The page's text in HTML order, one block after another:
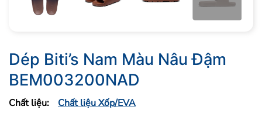
Dép Biti’s Nam Màu Nâu Đậm
BEM003200NAD
Chất liệu: Chất liệu Xốp/EVA